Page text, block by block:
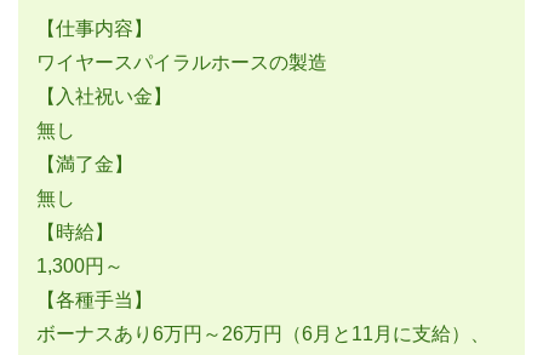
【仕事内容】
ワイヤースパイラルホースの製造
【入社祝い金】
無し
【満了金】
無し
【時給】
1,300円～
【各種手当】
ボーナスあり6万円～26万円（6月と11月に支給）、